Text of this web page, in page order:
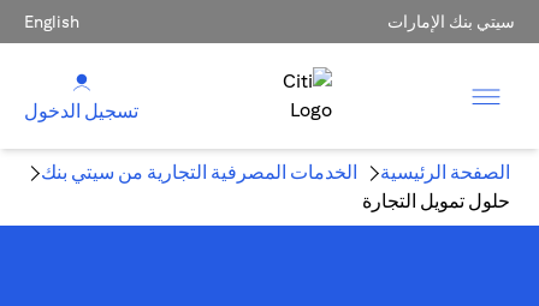
سيتي بنك الإمارات English
تسجيل الدخول
الصفحة الرئيسية
الخدمات المصرفية التجارية من سيتي بنك
حلول تمويل التجارة